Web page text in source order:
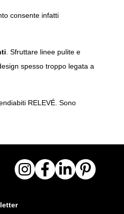
consente infatti
. Sfruttare linee pulite e
spesso troppo legata a
RELEVÉ . Sono